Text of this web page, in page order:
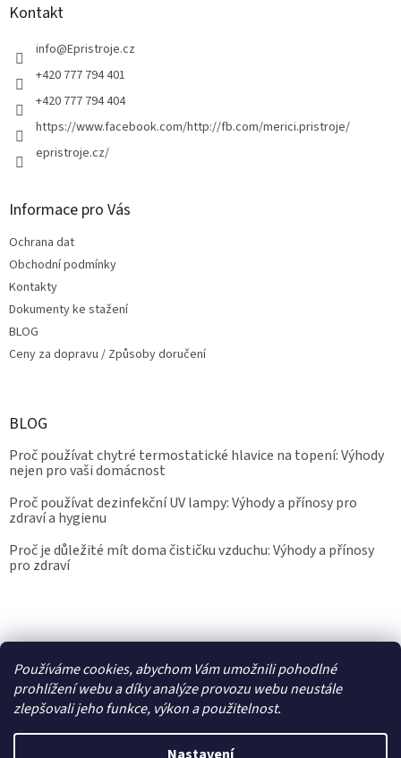
Používáme cookies, abychom Vám umožnili pohodlné
prohlížení webu a díky analýze provozu webu neustále
zlepšovali jeho funkce, výkon a použitelnost.
Kontakt
info@Epristroje.cz
+420 777 794 401
+420 777 794 404
https://www.facebook.com/http://fb.com/merici.pristroje/
epristroje.cz/
Informace pro Vás
Ochrana dat
Obchodní podmínky
Kontakty
Dokumenty ke stažení
BLOG
Ceny za dopravu / Způsoby doručení
BLOG
Proč používat chytré termostatické hlavice na topení: Výhody
nejen pro vaši domácnost
Proč používat dezinfekční UV lampy: Výhody a přínosy pro
zdraví a hygienu
Proč je důležité mít doma čističku vzduchu: Výhody a přínosy
pro zdraví
Vytvořil Shoptet